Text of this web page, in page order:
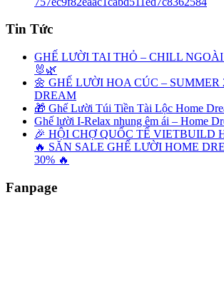
Tin Tức
GHẾ LƯỜI TAI THỎ – CHILL
🐰🌿
🌼 GHẾ LƯỜI HOA CÚC – SUMMER
DREAM
🎁 Ghế Lười Túi Tiền Tài Lộc Home
Ghế lười I-Relax nhung êm ái – Home
🎉 HỘI CHỢ QUỐC TẾ VIETBUILD
🔥 SĂN SALE GHẾ LƯỜI HOME
30% 🔥
Fanpage